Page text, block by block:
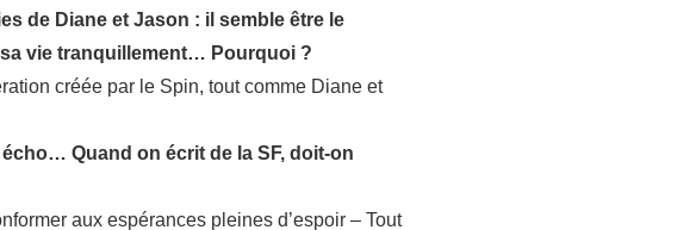
de Diane et Jason : il semble être le
vie tranquillement… Pourquoi ?
créée par le Spin, tout comme Diane et
Quand on écrit de la SF, doit-on
aux espérances pleines d’espoir – Tout